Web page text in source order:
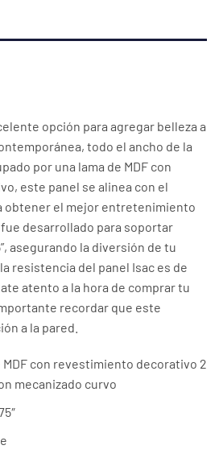
opción para agregar belleza a
todo el ancho de la
por una lama de MDF con
este panel se alinea con el
obtener el mejor entretenimiento
desarrollado para soportar
asegurando la diversión de tu
resistencia del panel Isac es de
atento a la hora de comprar tu
recordar que este
a la pared.
con revestimiento decorativo 2
mecanizado curvo